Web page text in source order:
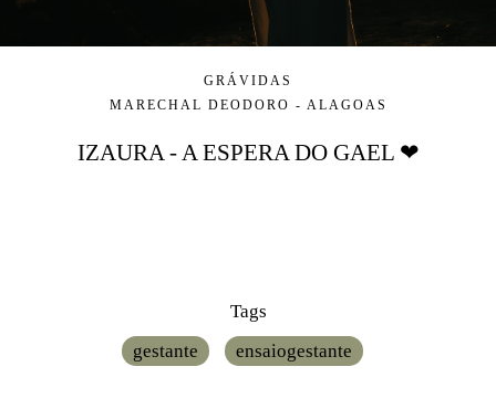
GRÁVIDAS
MARECHAL DEODORO - ALAGOAS
IZAURA - A ESPERA DO GAEL ❤
Tags
gestante
ensaiogestante